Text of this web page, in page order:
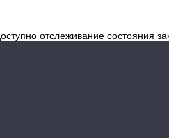
отслеживание состояния